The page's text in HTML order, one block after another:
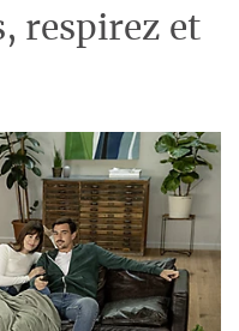
respirez et